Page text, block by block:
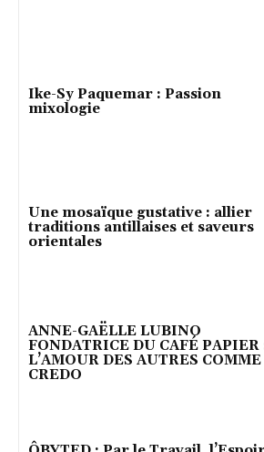
Ike-Sy Paquemar : Passion
mixologie
Une mosaïque gustative : allier
traditions antillaises et saveurs
orientales
ANNE-GAËLLE LUBINO
FONDATRICE DU CAFÉ PAPIER
L’AMOUR DES AUTRES COMME
CREDO